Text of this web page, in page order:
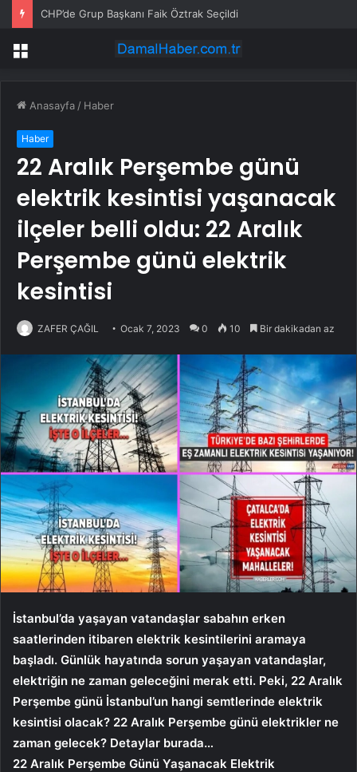
CHP’de Grup Başkanı Faik Öztrak Seçildi
Menü
Anasayfa / Haber
Haber
22 Aralık Perşembe günü
elektrik kesintisi yaşanacak
ilçeler belli oldu: 22 Aralık
Perşembe günü elektrik
kesintisi
ZAFER ÇAĞIL Ocak 7, 2023 0 10 Bir dakikadan az
İstanbul’da yaşayan vatandaşlar sabahın erken
saatlerinden itibaren elektrik kesintilerini aramaya
başladı. Günlük hayatında sorun yaşayan vatandaşlar,
elektriğin ne zaman geleceğini merak etti. Peki, 22 Aralık
Perşembe günü İstanbul’un hangi semtlerinde elektrik
kesintisi olacak? 22 Aralık Perşembe günü elektrikler ne
zaman gelecek? Detaylar burada…
22 Aralık Perşembe Günü Yaşanacak Elektrik